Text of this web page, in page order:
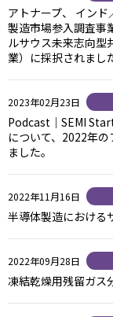
アトナープ、 イン
製造市場参入調査事
ルサウス未来志向型
業）に採択されまし
2023年02月23日
Podcast｜SEMI
について、2022年
ました。
2022年11月16日
半導体製造における
2022年09月28日
凍結乾燥用残留ガス